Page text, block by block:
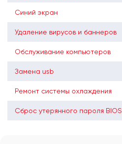
Синий экран
Удаление вирусов и баннеров
Обслуживание компьютеров
Замена usb
Ремонт системы охлаждения
Сброс утерянного пароля BIOS